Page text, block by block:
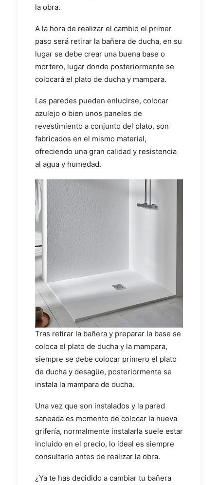
la obra.
A la hora de realizar el cambio el primer
paso será retirar la bañera de ducha, en su
lugar se debe crear una buena base o
mortero, lugar donde posteriormente se
colocará el plato de ducha y mampara.
Las paredes pueden enlucirse, colocar
azulejo o bien unos paneles de
revestimiento a conjunto del plato, son
fabricados en el mismo material,
ofreciendo una gran calidad y resistencia
al agua y humedad.
Tras retirar la bañera y preparar la base se
coloca el plato de ducha y la mampara,
siempre se debe colocar primero el plato
de ducha y desagüe, posteriormente se
instala la mampara de ducha.
Una vez que son instalados y la pared
saneada es momento de colocar la nueva
grifería, normalmente instalarla suele estar
incluido en el precio, lo ideal es siempre
consultarlo antes de realizar la obra.
¿Ya te has decidido a cambiar tu bañera